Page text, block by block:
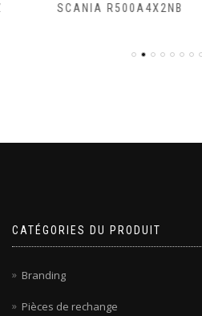
SCANIA R500A4X2NB
CATÉGORIES DU PRODUIT
Branding
Pièces de rechange